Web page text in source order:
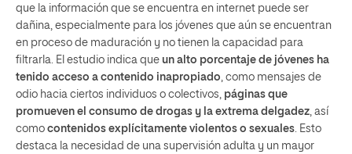
que la información que se encuentra en internet puede ser
dañina, especialmente para los jóvenes que aún se encuentran
en proceso de maduración y no tienen la capacidad para
filtrarla. El estudio indica que un alto porcentaje de jóvenes ha
tenido acceso a contenido inapropiado , como mensajes de
odio hacia ciertos individuos o colectivos, páginas que
promueven el consumo de drogas y la extrema delgadez , así
como contenidos explícitamente violentos o sexuales . Esto
destaca la necesidad de una supervisión adulta y un mayor